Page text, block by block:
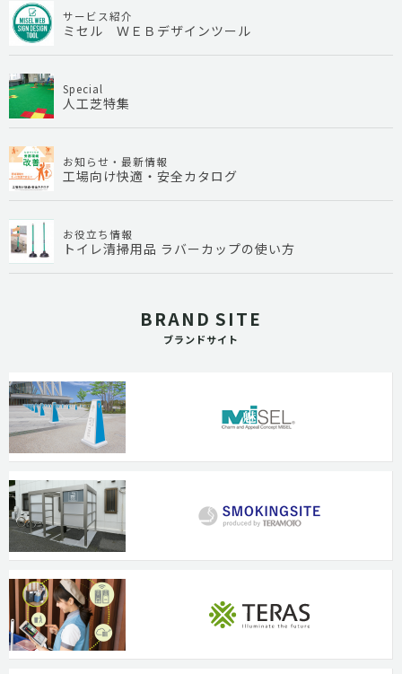
サービス紹介
ミセル ＷＥＢデザインツール
Special
人工芝特集
お知らせ・最新情報
工場向け快適・安全カタログ
お役立ち情報
トイレ清掃用品 ラバーカップの使い方
BRAND SITE
ブランドサイト